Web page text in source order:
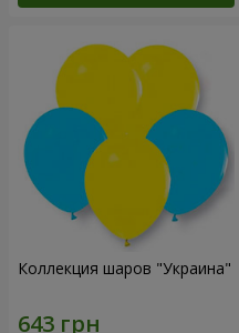
Коллекция шаров "Украина"